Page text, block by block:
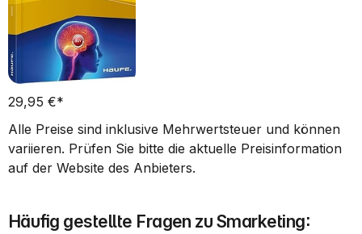
29,95 €*
Alle Preise sind inklusive Mehrwertsteuer und können
variieren. Prüfen Sie bitte die aktuelle Preisinformation
auf der Website des Anbieters.
Häufig gestellte Fragen zu Smarketing: